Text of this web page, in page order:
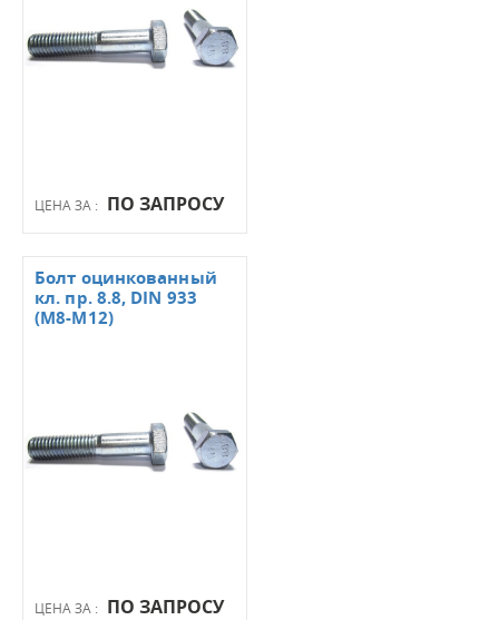
ЦЕНА ЗА : ПО ЗАПРОСУ
ЦЕНА ЗА : ПО ЗАПРОСУ
Болт оцинкованный
кл. пр. 8.8, DIN 933
(М8-М12)